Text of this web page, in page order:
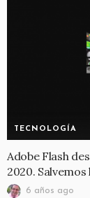
TECNOLOGÍA
Adobe Flash
2020.
6 años ago